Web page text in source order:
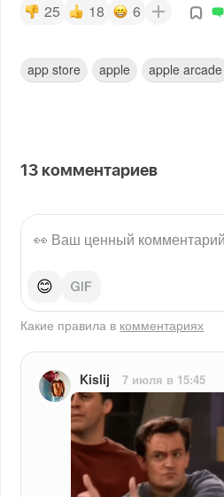
25 18 6
app store apple apple arcade
13 комментариев
😊
Какие правила в комментариях
Kislij 7 июля в 15:45